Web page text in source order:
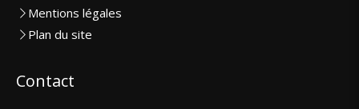
Mentions légales
Plan du site
Contact